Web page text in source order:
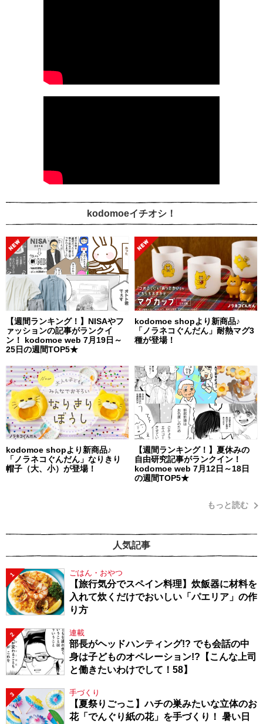
kodomoeイチオシ！
【週間ランキング！】NISAやフ
ァッションの記事がランクイ
ン！ kodomoe web 7月19日～
25日の週間TOP5★
kodomoe shopより新商品♪
「ノラネコぐんだん」耐熱マグ3
種が登場！
kodomoe shopより新商品♪
「ノラネコぐんだん」なりきり
帽子（大、小）が登場！
【週間ランキング！】夏休みの
自由研究記事がランクイン！
kodomoe web 7月12日～18日
の週間TOP5★
もっと読む
人気記事
1 ごはん・おやつ
【旅行気分でスペイン料理】炊飯器に材料を
入れて炊くだけでおいしい「パエリア」の作
り方
2 連載
部長がヘッドハンティング!? でも会話の中
身は子どものオペレーション!?【こんな上司
と働きたいわけでして！58】
3 手づくり
【夏祭りごっこ】ハチの巣みたいな立体のお
花「でんぐり紙の花」を手づくり！ 暑い日